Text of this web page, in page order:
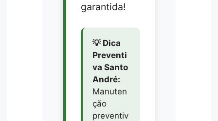
garantida!
💡 Dica
Preventi
va Santo
André:
Manuten
ção
preventiv